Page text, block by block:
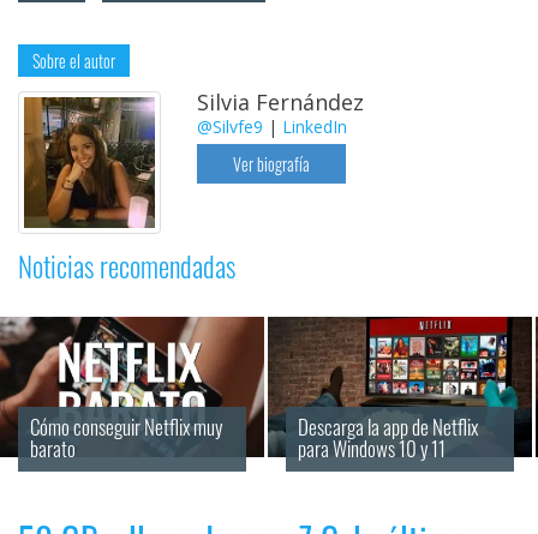
Sobre el autor
Silvia Fernández
@Silvfe9 | LinkedIn
Ver biografía
Noticias recomendadas
Cómo conseguir Netflix muy
barato
Descarga la app de Netflix
para Windows 10 y 11